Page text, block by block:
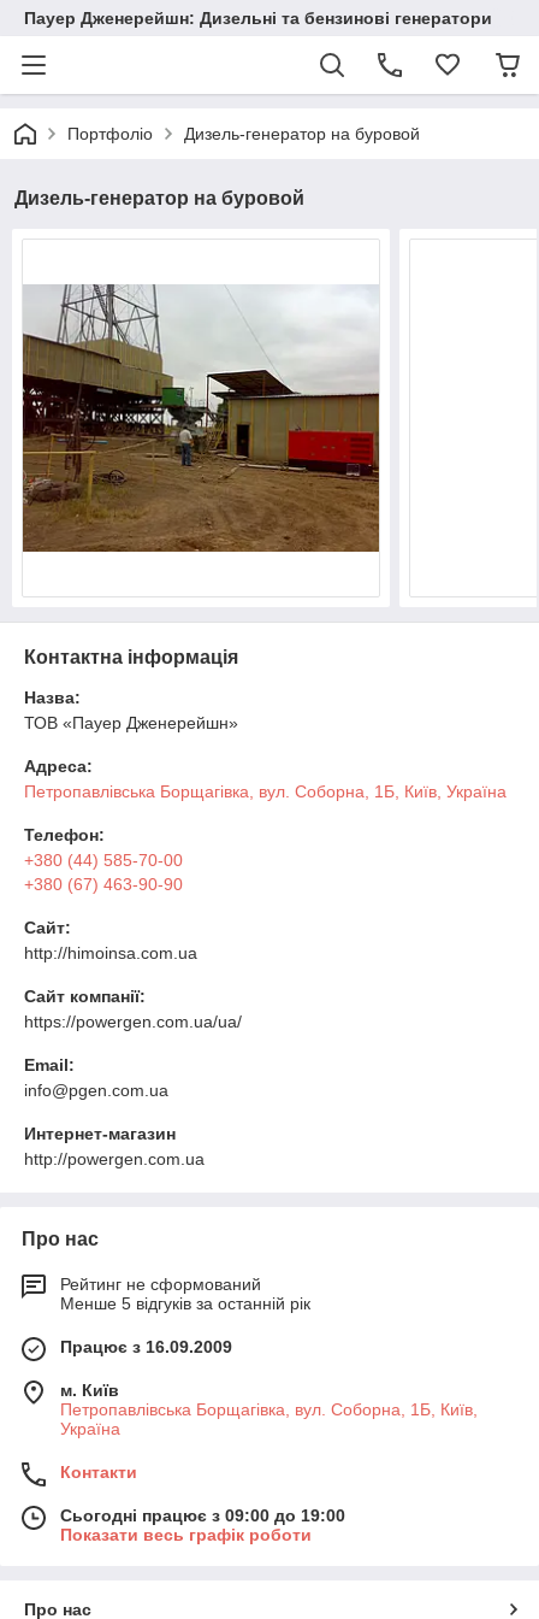
Пауер Дженерейшн: Дизельні та бензинові генератори
Портфоліо Дизель-генератор на буровой
Дизель-генератор на буровой
Контактна інформація
Назва:
ТОВ «Пауер Дженерейшн»
Адреса:
Петропавлівська Борщагівка, вул. Соборна, 1Б, Київ, Україна
Телефон:
+380 (44) 585-70-00
+380 (67) 463-90-90
Сайт:
http://himoinsa.com.ua
Сайт компанії:
https://powergen.com.ua/ua/
Email:
info@pgen.com.ua
Интернет-магазин
http://powergen.com.ua
Про нас
Рейтинг не сформований
Менше 5 відгуків за останній рік
Працює з 16.09.2009
м. Київ
Петропавлівська Борщагівка, вул. Соборна, 1Б, Київ,
Україна
Контакти
Сьогодні працює з 09:00 до 19:00
Показати весь графік роботи
Про нас